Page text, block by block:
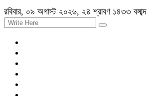
রবিবার, ০৯ অগাস্ট ২০২৬, ২৪ শ্রাবণ ১৪৩৩ বঙ্গাব্দ